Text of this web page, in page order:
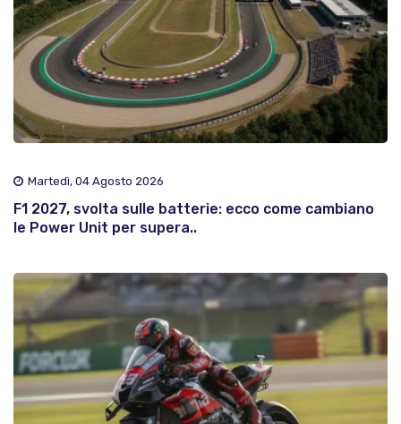
Martedì, 04 Agosto 2026
F1 2027, svolta sulle batterie: ecco come cambiano
le Power Unit per supera..